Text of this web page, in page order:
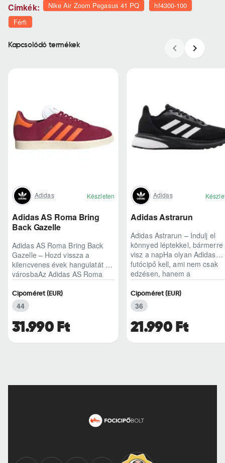
Címkék: Nike Air Zoom Pegasus 41 PQ
hf4300-100
Férfi
Kapcsolódó termékek
Adidas Készleten
Adidas AS Roma Bring
Back Gazelle
Adidas AS Roma Bring Back
Gazelle – Hozd vissza a
kilencvenes évek hangulatát a
városbaAz Adidas AS Roma
egyszerű sneaker, hane..
31.990 Ft
Cipőméret (EUR)
44
Adidas
Adidas Astrarun
Adidas Astrarun – Indulj el
könnyed léptekkel, bármerre
visz a napHa olyan Adidas
futócipő kell, ami nem csak
edzésen, hanem a
hétköznapokban is kénye..
21.990 Ft
Cipőméret (EUR)
36